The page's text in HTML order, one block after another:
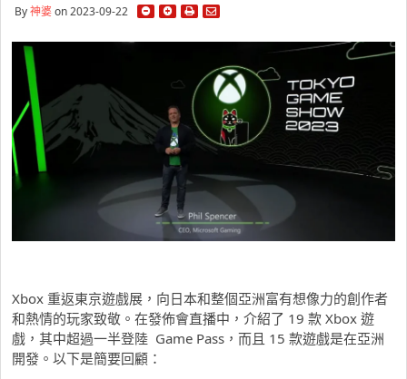
By神婆on 2023-09-22
Xbox 重返東京遊戲展，向日本和整個亞洲富有想像力的創作者
和熱情的玩家致敬。在發佈會直播中，介紹了 19 款 Xbox 遊
戲，其中超過一半登陸 Game Pass，而且 15 款遊戲是在亞洲
開發。以下是簡要回顧：